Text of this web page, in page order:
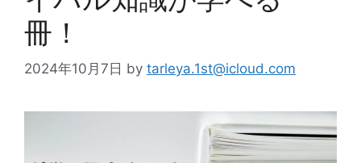
冊！
2024年10月7日 by tarleya.1st@icloud.com